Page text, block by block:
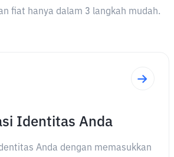
fiat hanya dalam 3 langkah mudah.
Identitas Anda
Anda dengan memasukkan